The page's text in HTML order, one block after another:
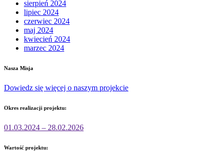
sierpień 2024
lipiec 2024
czerwiec 2024
maj 2024
kwiecień 2024
marzec 2024
Nasza Misja
Dowiedz się więcej o naszym projekcie
Okres realizacji projektu:
01.03.2024 – 28.02.2026
Wartość projektu: